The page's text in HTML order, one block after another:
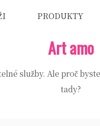
PRODUKTY
Art amo
služby. Ale proč
tady?